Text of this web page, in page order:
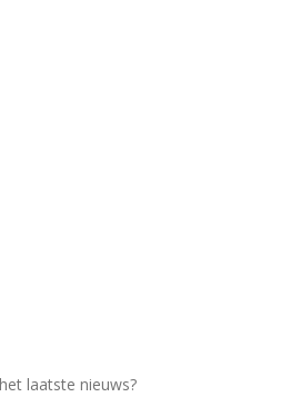
laatste nieuws?